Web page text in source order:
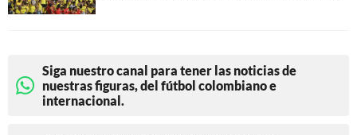
Siga nuestro canal para tener las noticias de
nuestras figuras, del fútbol colombiano e
internacional.